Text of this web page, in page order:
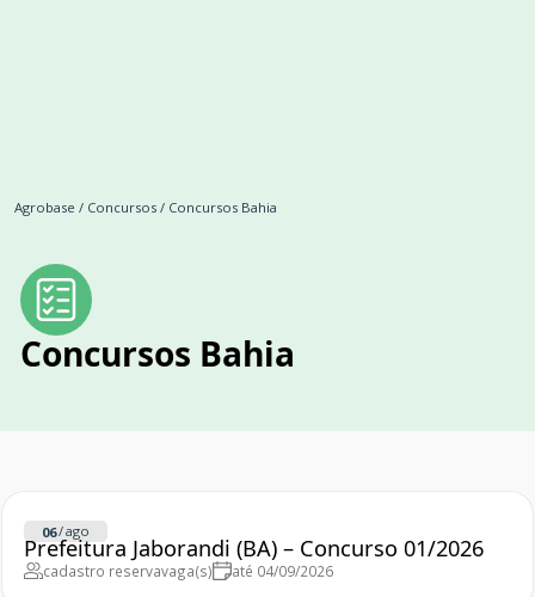
Agrobase / Concursos / Concursos Bahia
Concursos Bahia
06/ago
Prefeitura Jaborandi (BA) – Concurso 01/2026
cadastro reservavaga(s) até 04/09/2026